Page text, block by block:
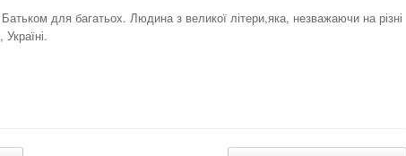
для багатьох. Людина з великої літери,яка, незважаючи на різні